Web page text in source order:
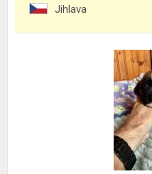
Jihlava